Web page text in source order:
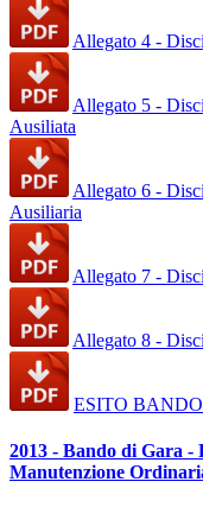
Allegato 4 -
Allegato 5 -
Ausiliata
Allegato 6 -
Ausiliaria
Allegato 7 -
Allegato 8 -
ESITO
2013 - Bando di Gara
Manutenzione